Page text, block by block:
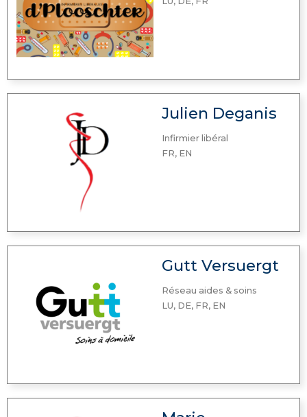
Julien Deganis
Infirmier libéral
FR, EN
Gutt Versuergt
Réseau aides & soins
LU, DE, FR, EN